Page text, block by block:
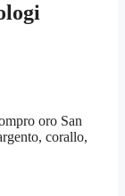
oro San
corallo,